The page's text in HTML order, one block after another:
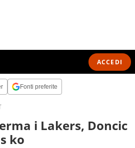
ACCEDI
Fonti preferite
i Lakers, Doncic
ko